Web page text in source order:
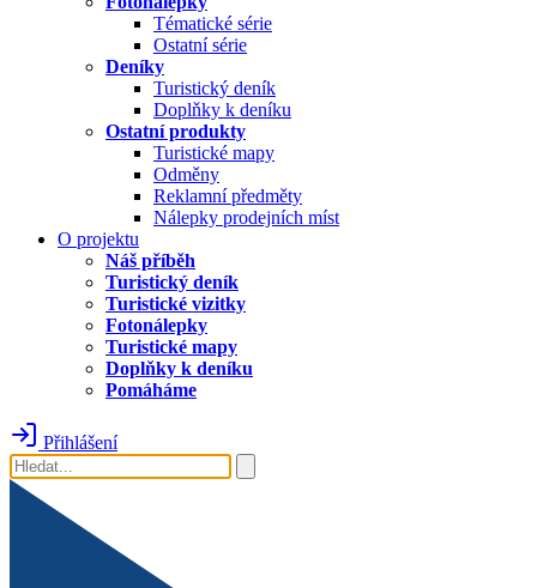
Tématické série
Ostatní série
Deníky
Turistický deník
Doplňky k deníku
Ostatní produkty
Turistické mapy
Odměny
Reklamní předměty
Nálepky prodejních míst
O projektu
Náš příběh
Turistický deník
Turistické vizitky
Fotonálepky
Turistické mapy
Doplňky k deníku
Pomáháme
Přihlášení